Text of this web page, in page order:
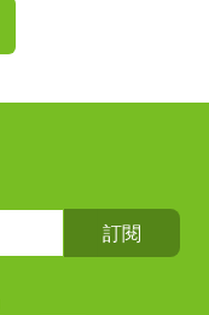
訂閱